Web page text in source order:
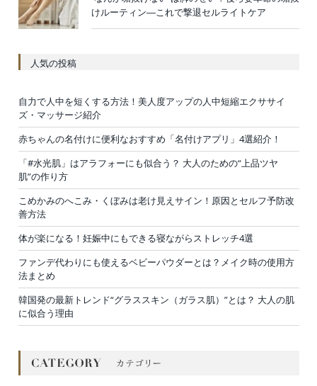
けルーティン—これで撃退セルライトケア
人気の投稿
自力で人中を短くする方法！美人度アップの人中短縮エクササイ
ズ・マッサージ紹介
赤ちゃんの名付けに便利なおすすめ「名付けアプリ」4選紹介！
「#水光肌」はアラフォーにも似合う？ 大人のための“上品ツヤ
肌”の作り方
こめかみのへこみ・くぼみは老け見えサイン！原因とセルフ予防改
善方法
体が楽になる！妊娠中にもできる寝ながらストレッチ4選
ファンデ代わりにも使えるベビーパウダーとは？メイク時の使用方
法まとめ
韓国発の最新トレンド“グラススキン（ガラス肌）”とは？ 大人の肌
に似合う理由